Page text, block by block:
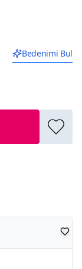
Bedenimi Bul